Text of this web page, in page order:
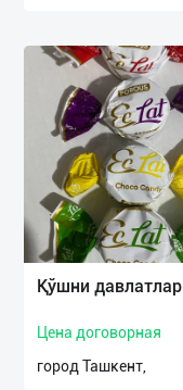
Қўшни давлатлар
Цена договорная
город Ташкент,